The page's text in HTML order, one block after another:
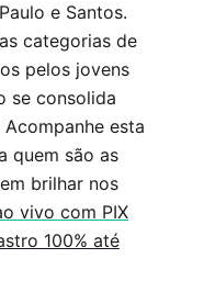
e Santos.
categorias de
pelos jovens
se consolida
esta
quem são as
brilhar nos
vivo com PIX
100% até